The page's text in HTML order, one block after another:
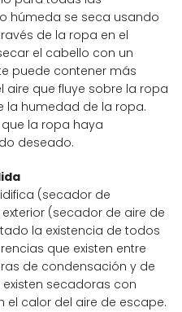
húmeda se seca usando
de la ropa en el
el cabello con un
puede contener más
aire que fluye sobre la ropa
la humedad de la ropa.
la ropa haya
deseado.
(secador de
(secador de aire de
la existencia de todos
que existen entre
de condensación y de
secadoras con
el calor del aire de escape.